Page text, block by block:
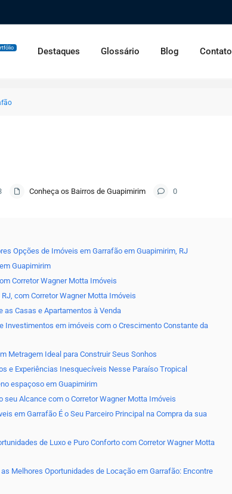
Destaques Glossário Blog Contato
Conheça os Bairros de Guapimirim 0
Opções de Imóveis em Garrafão em Guapimirim, RJ
Guapimirim
Corretor Wagner Motta Imóveis
com Corretor Wagner Motta Imóveis
as Casas e Apartamentos à Venda
Investimentos em imóveis com o Crescimento Constante da
Metragem Ideal para Construir Seus Sonhos
e Experiências Inesquecíveis Nesse Paraíso Tropical
espaçoso em Guapimirim
seu Alcance com o Corretor Wagner Motta Imóveis
em Garrafão É o Seu Parceiro Principal na Compra da sua
de Luxo e Puro Conforto com Corretor Wagner Motta
Melhores Oportunidades de Locação em Garrafão: Encontre